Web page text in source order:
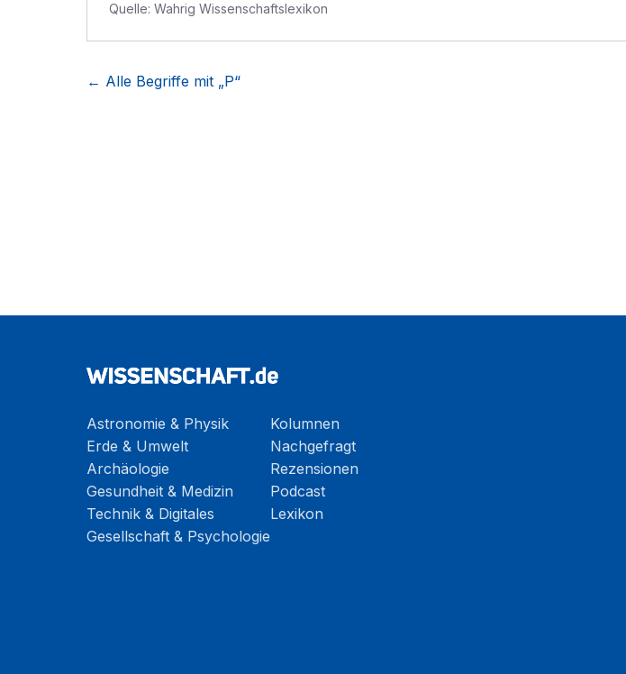
Quelle: Wahrig Wissenschaftslexikon
← Alle Begriffe mit „P“
Astronomie & Physik
Erde & Umwelt
Archäologie
Gesundheit & Medizin
Technik & Digitales
Gesellschaft & Psychologie
Kolumnen
Nachgefragt
Rezensionen
Podcast
Lexikon